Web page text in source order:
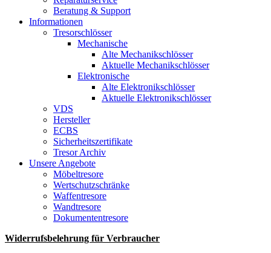
Beratung & Support
Informationen
Tresorschlösser
Mechanische
Alte Mechanikschlösser
Aktuelle Mechanikschlösser
Elektronische
Alte Elektronikschlösser
Aktuelle Elektronikschlösser
VDS
Hersteller
ECBS
Sicherheitszertifikate
Tresor Archiv
Unsere Angebote
Möbeltresore
Wertschutzschränke
Waffentresore
Wandtresore
Dokumententresore
Widerrufsbelehrung für Verbraucher